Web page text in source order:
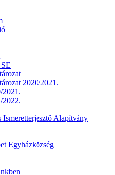
2020/2021.
2021.
2022.
Ismeretterjesztő Alapítvány
Egyházközség